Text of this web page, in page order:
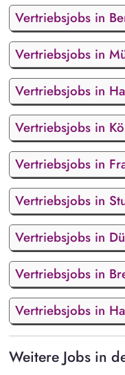
Vertriebsjobs in
Vertriebsjobs in
Vertriebsjobs in
Vertriebsjobs in
Vertriebsjobs in
Vertriebsjobs in
Vertriebsjobs in
Vertriebsjobs in
Vertriebsjobs in
Weitere Jobs in